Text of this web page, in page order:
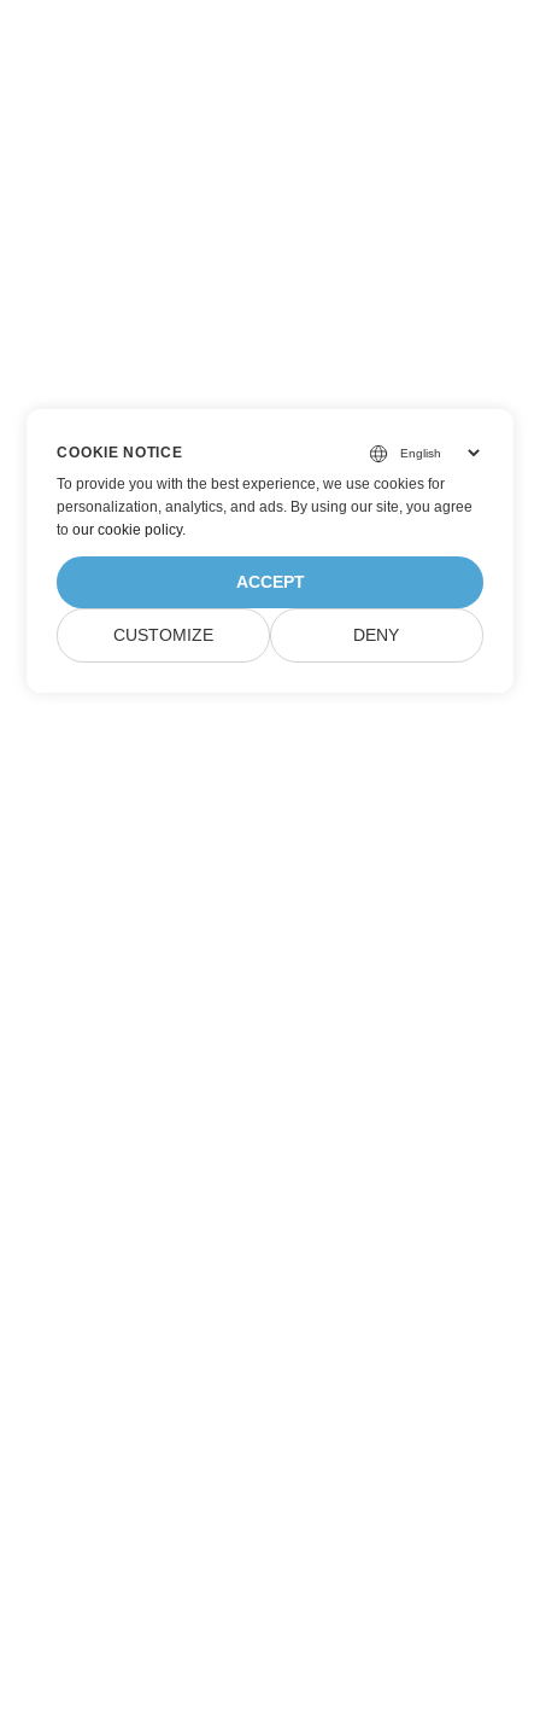
COOKIE NOTICE
To provide you with the best experience, we use cookies for
personalization, analytics, and ads. By using our site, you agree
toour cookie policy.
ACCEPT
CUSTOMIZE DENY